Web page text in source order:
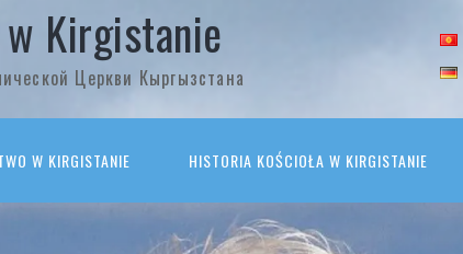
Kirgistanie
Церкви Кыргызстана
W KIRGISTANIE HISTORIA KOŚCIOŁA W KIRGISTANIE